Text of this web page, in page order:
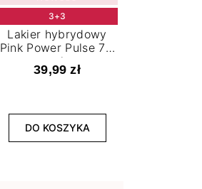
3+3
Lakier hybrydowy
Pink Power Pulse 7,2
ml
39,99 zł
DO KOSZYKA